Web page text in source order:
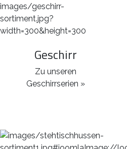
Geschirr
Zu unseren
Geschirrserien »